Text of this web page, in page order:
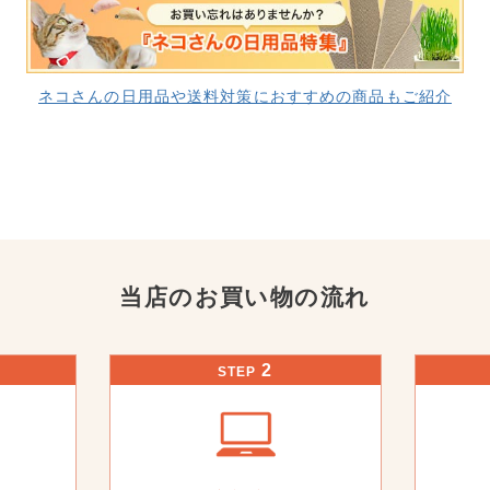
ネコさんの日用品や送料対策におすすめの商品もご紹介
当店のお買い物の流れ
STEP 2